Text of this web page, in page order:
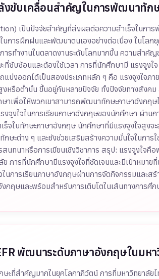
งขับเคลื่อนสำคัญในการพัฒนาทัก
เป็นปัจจัยสำคัญที่ส่งผลต่อความสำเร็จในกา
นการฝึกฝนและพัฒนาตนเองอย่างต่อเนื่อง ในโล
ารทำงานในตลาดงานระดับโลกมากขึ้น ความสำคั
ซับซ้อนและต้องใช้เวลา การที่นักศึกษามี แรงจูงใ
แบ่งออกได้เป็นสองประเภทหลัก ๆ คือ แรงจูงใจภ
งหรือต่ำนั้น ขึ้นอยู่กับหลายปัจจัย ทั้งปัจจัยทางสังค
าเพื่อให้พวกเขาสามารถพัฒนาทักษะภาษาอังกฤ
งจูงใจในการเรียนภาษาอังกฤษของนักศึกษา ผ่า
ร็จในทักษะภาษาอังกฤษ นักศึกษาที่มีแรงจูงใจสูง
ษะต่าง ๆ และยังช่วยเสริมสร้างความมั่นใจในกา
สนทนาหรือการเขียนเชิงวิชาการ สรุป: แรงจูงใ
การที่นักศึกษามีแรงจูงใจที่ชัดเจนและมีเป้าหมา
นการเรียนภาษาอังกฤษผ่านการจัดกิจกรรมและส
กฤษและพร้อมสำหรับการเติบโตในเส้นทางการศึก
พัฒนาระดับภาษาอังกฤษในมห
ษะที่สำคัญมากในยุคโลกาภิวัตน์ การที่มหาวิทยาลั